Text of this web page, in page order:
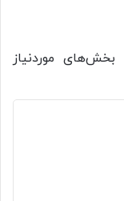
بخش‌های موردنیاز